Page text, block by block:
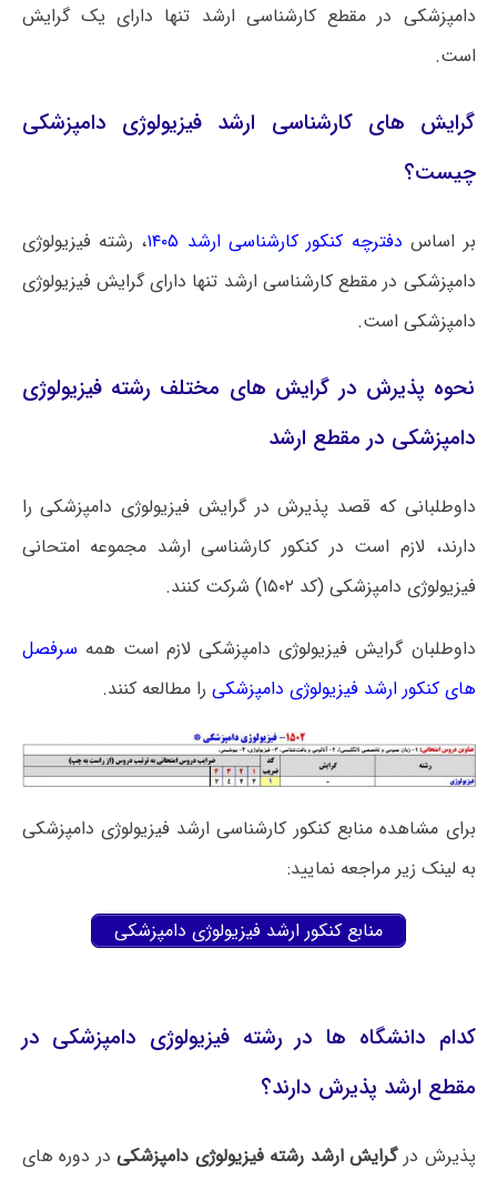
دامپزشکی در مقطع کارشناسی ارشد تنها دارای یک گرایش
است.
گرایش های کارشناسی ارشد فیزیولوژی دامپزشکی
چیست؟
بر اساس دفترچه کنکور کارشناسی ارشد ۱۴۰۵
، رشته فیزیولوژی
دامپزشکی در مقطع کارشناسی ارشد تنها دارای گرایش فیزیولوژی
دامپزشکی است.
نحوه پذیرش در گرایش های مختلف رشته فیزیولوژی
دامپزشکی در مقطع ارشد
داوطلبانی که قصد پذیرش در گرایش فیزیولوژی دامپزشکی را
دارند، لازم است در کنکور کارشناسی ارشد مجموعه امتحانی
فیزیولوژی دامپزشکی (کد ۱۵۰۲) شرکت کنند.
داوطلبان گرایش فیزیولوژی دامپزشکی لازم است همه سرفصل
های کنکور ارشد فیزیولوژی دامپزشکی را مطالعه کنند.
برای مشاهده منابع کنکور کارشناسی ارشد فیزیولوژی دامپزشکی
به لینک زیر مراجعه نمایید:
منابع کنکور ارشد فیزیولوژی دامپزشکی
کدام دانشگاه ها در رشته فیزیولوژی دامپزشکی در
مقطع ارشد پذیرش دارند؟
پذیرش درگرایش ارشد رشته فیزیولوژی دامپزشکیدر دوره های